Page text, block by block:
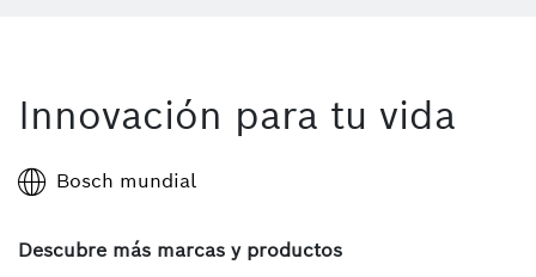
Innovación para tu vida
Bosch mundial
Descubre más marcas y productos